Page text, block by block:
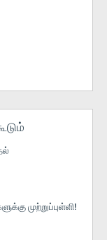
முற்றுப்புள்ளி!